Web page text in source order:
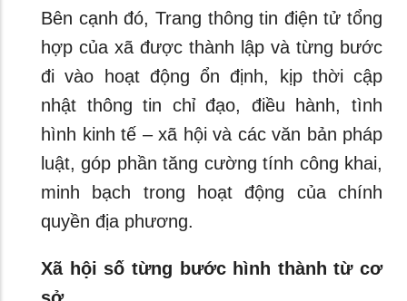
Bên cạnh đó, Trang thông tin điện tử tổng
hợp của xã được thành lập và từng bước
đi vào hoạt động ổn định, kịp thời cập
nhật thông tin chỉ đạo, điều hành, tình
hình kinh tế – xã hội và các văn bản pháp
luật, góp phần tăng cường tính công khai,
minh bạch trong hoạt động của chính
quyền địa phương.
Xã hội số từng bước hình thành từ cơ